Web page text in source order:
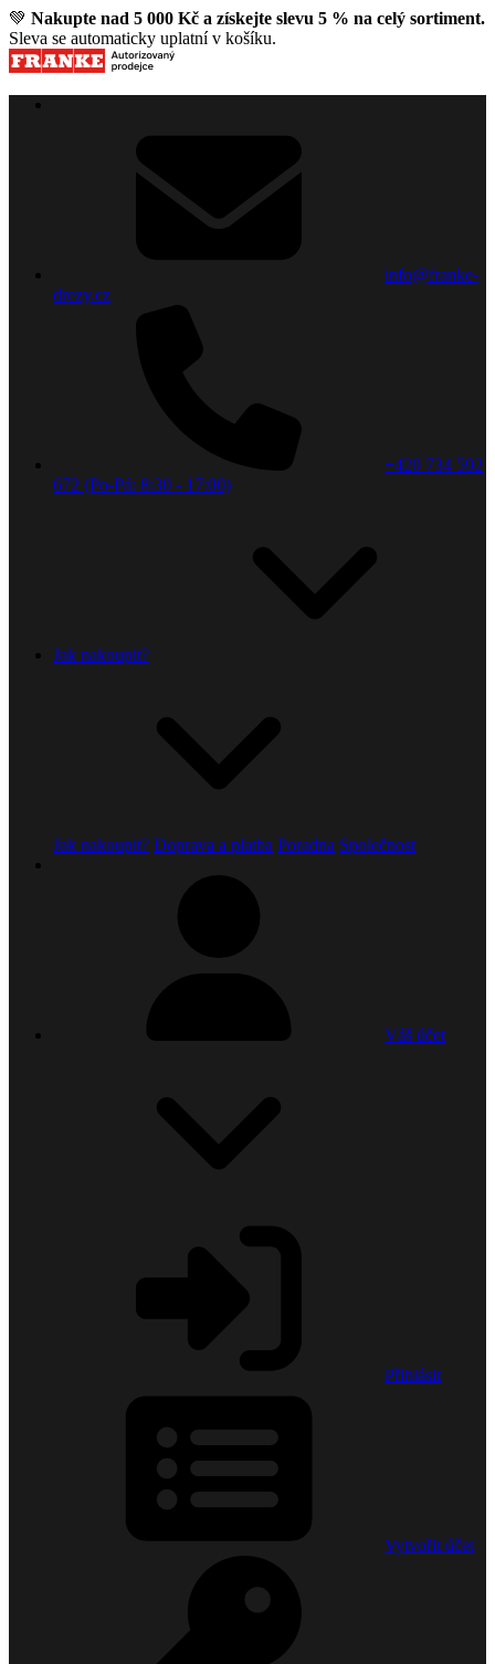
💚 Nakupte nad 5 000 Kč a získejte slevu 5 % na celý sortiment.
Sleva se automaticky uplatní v košíku.
info@franke-
drezy.cz
+420 734 592
672 (Po-Pá: 8:30 - 17:00)
Jak nakoupit?
Jak nakoupit? Doprava a platba Poradna Společnost
Váš účet
Přihlásit
Vytvořit účet